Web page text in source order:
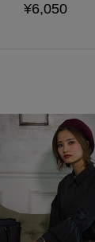
¥6,050